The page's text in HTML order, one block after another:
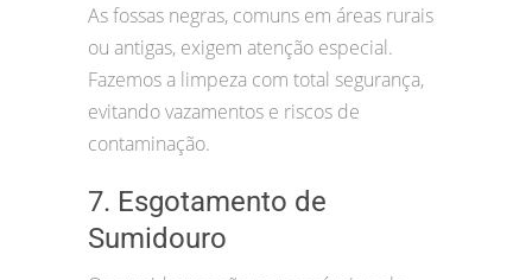
As fossas negras, comuns em áreas rurais
ou antigas, exigem atenção especial.
Fazemos a limpeza com total segurança,
evitando vazamentos e riscos de
contaminação.
7. Esgotamento de
Sumidouro